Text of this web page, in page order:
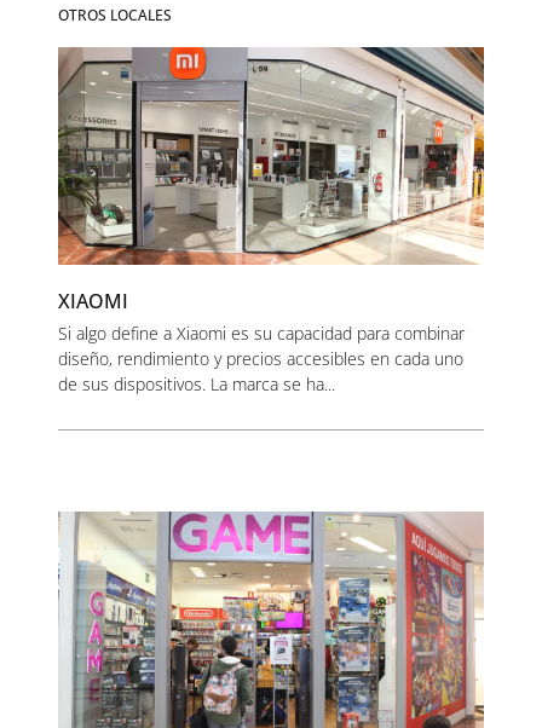
OTROS LOCALES
XIAOMI
Si algo define a Xiaomi es su capacidad para combinar
diseño, rendimiento y precios accesibles en cada uno
de sus dispositivos. La marca se ha...